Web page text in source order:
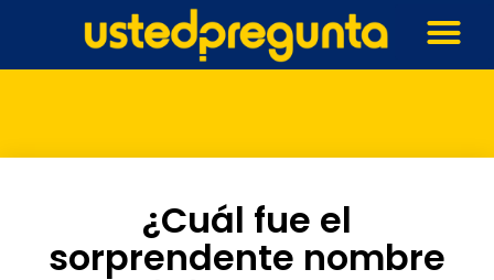
¿Cuál fue el
sorprendente nombre